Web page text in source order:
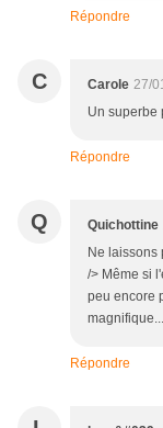
Répondre
C Carole 27/
Un superbe
Répondre
Q Quichottine
Ne laissons
/> Même si
peu encore
magnifique...
Répondre